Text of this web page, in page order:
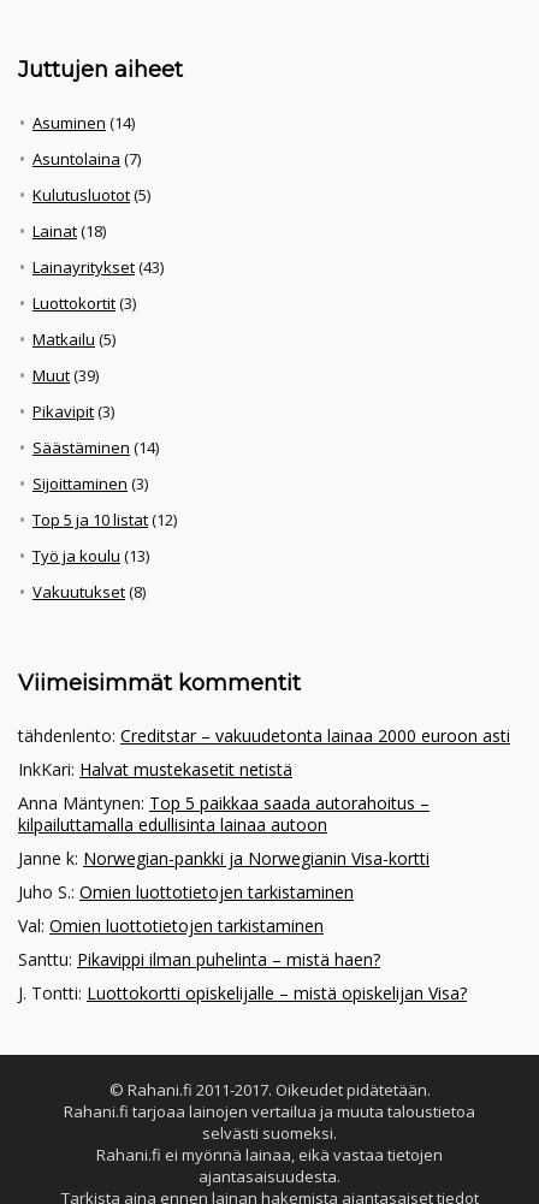
Juttujen aiheet
Asuminen (14)
Asuntolaina (7)
Kulutusluotot(5)
Lainat(18)
Lainayritykset(43)
Luottokortit(3)
Matkailu (5)
Muut(39)
Pikavipit(3)
Säästäminen (14)
Sijoittaminen (3)
Top 5 ja 10 listat(12)
Työ ja koulu (13)
Vakuutukset(8)
Viimeisimmät kommentit
tähdenlento: Creditstar – vakuudetonta lainaa 2000 euroon asti
InkKari: Halvat mustekasetit netistä
Anna Mäntynen: Top 5 paikkaa saada autorahoitus –
kilpailuttamalla edullisinta lainaa autoon
Janne k: Norwegian-pankki ja Norwegianin Visa-kortti
Juho S.: Omien luottotietojen tarkistaminen
Val: Omien luottotietojen tarkistaminen
Santtu: Pikavippi ilman puhelinta – mistä haen?
J. Tontti: Luottokortti opiskelijalle – mistä opiskelijan Visa?
© Rahani.fi 2011-2017. Oikeudet pidätetään.
Rahani.fi tarjoaa lainojen vertailua ja muuta taloustietoa
selvästi suomeksi.
Rahani.fi ei myönnä lainaa, eikä vastaa tietojen
ajantasaisuudesta.
Tarkista aina ennen lainan hakemista ajantasaiset tiedot